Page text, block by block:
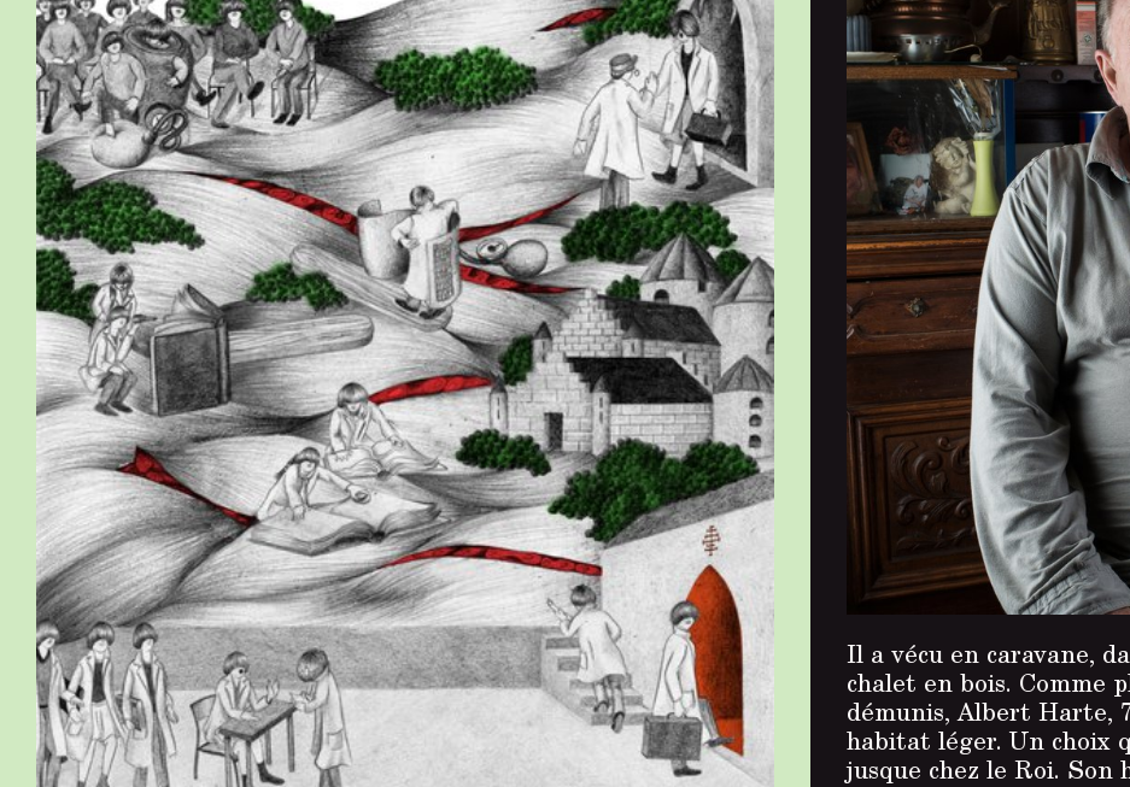
Il a vécu en caravane,
chalet en bois. Comme
démunis, Albert Harte,
habitat léger. Un choix
jusque chez le Roi.